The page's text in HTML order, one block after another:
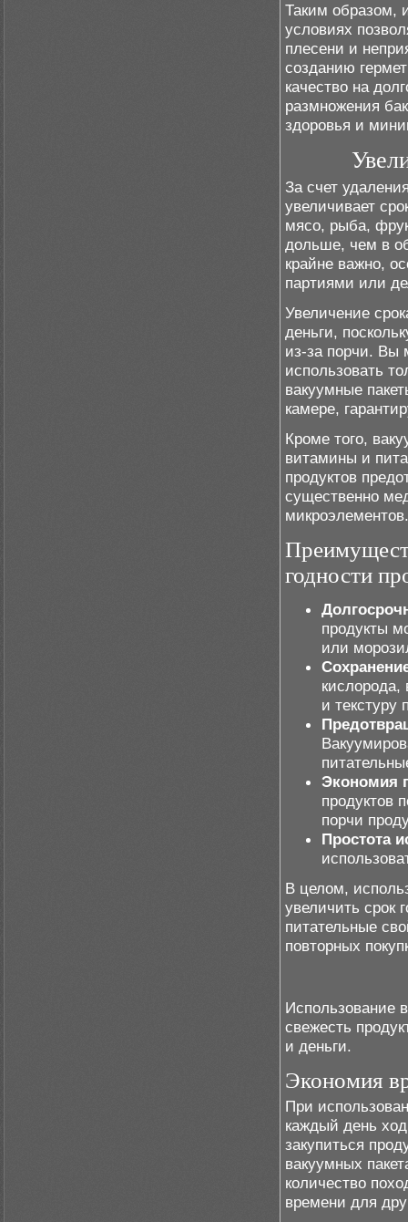
Таким образом,
условиях
плесени и
созданию
качество на
размножения
здоровья и
За счет
увеличивает
мясо, рыба,
дольше, чем в
крайне важно,
партиями или
Увеличение
деньги,
из-за порчи. Вы
использовать
вакуумные
камере,
Кроме того,
витамины и
продуктов
существенно
микроэлементов.
годности
продукты
или
кислорода,
и текстуру
Экономия
продуктов
порчи
Простота
В целом,
увеличить срок
питательные
повторных
Использование
свежесть
и деньги.
Экономия
При
каждый день
закупиться
вакуумных
количество
времени для